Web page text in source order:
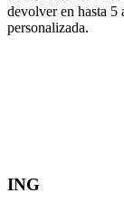
devolver en hasta 5
personalizada.
ING